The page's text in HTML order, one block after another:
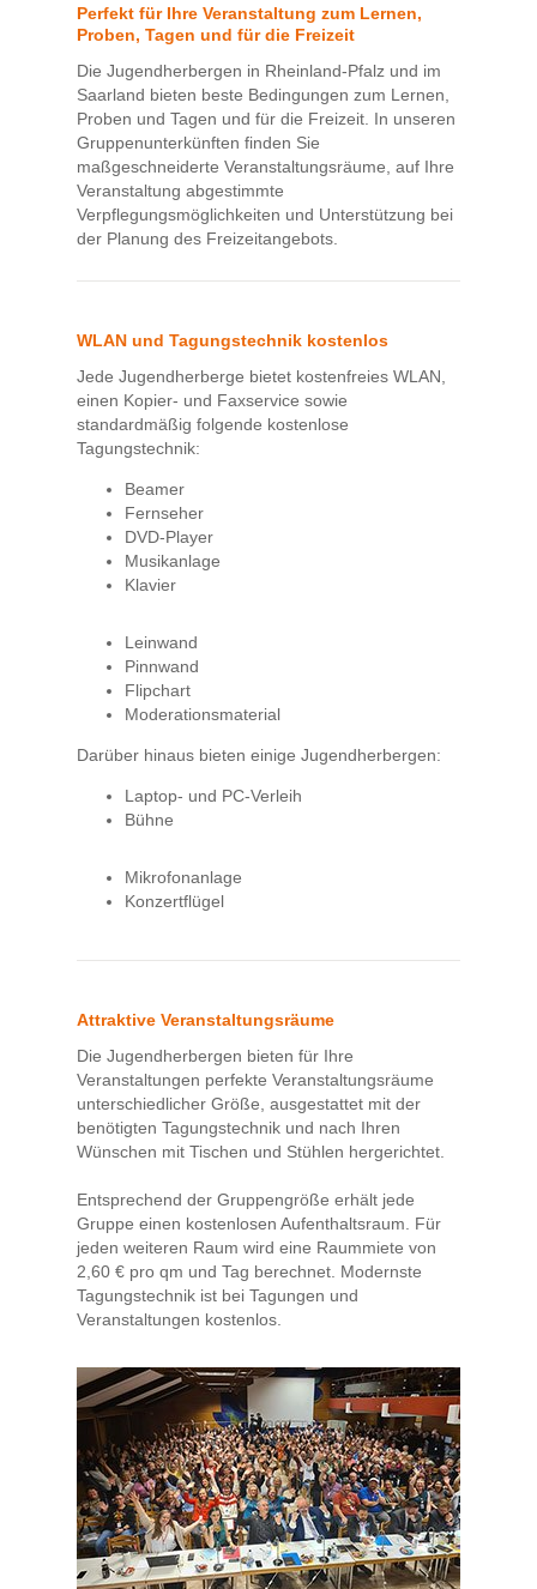
Perfekt für Ihre Veranstaltung zum Lernen,
Proben, Tagen und für die Freizeit
Die Jugendherbergen in Rheinland-Pfalz und im
Saarland bieten beste Bedingungen zum Lernen,
Proben und Tagen und für die Freizeit. In unseren
Gruppenunterkünften finden Sie
maßgeschneiderte Veranstaltungsräume, auf Ihre
Veranstaltung abgestimmte
Verpflegungsmöglichkeiten und Unterstützung bei
der Planung des Freizeitangebots.
WLAN und Tagungstechnik kostenlos
Jede Jugendherberge bietet kostenfreies WLAN,
einen Kopier- und Faxservice sowie
standardmäßig folgende kostenlose
Tagungstechnik:
Beamer
Fernseher
DVD-Player
Musikanlage
Klavier
Leinwand
Pinnwand
Flipchart
Moderationsmaterial
Darüber hinaus bieten einige Jugendherbergen:
Laptop- und PC-Verleih
Bühne
Mikrofonanlage
Konzertflügel
Attraktive Veranstaltungsräume
Die Jugendherbergen bieten für Ihre
Veranstaltungen perfekte Veranstaltungsräume
unterschiedlicher Größe, ausgestattet mit der
benötigten Tagungstechnik und nach Ihren
Wünschen mit Tischen und Stühlen hergerichtet.
Entsprechend der Gruppengröße erhält jede
Gruppe einen kostenlosen Aufenthaltsraum. Für
jeden weiteren Raum wird eine Raummiete von
2,60 € pro qm und Tag berechnet. Modernste
Tagungstechnik ist bei Tagungen und
Veranstaltungen kostenlos.